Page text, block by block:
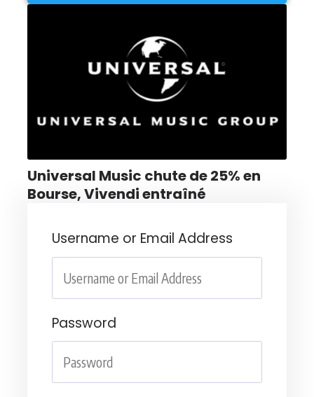
Universal Music chute de 25% en
Bourse, Vivendi entraîné
Username or Email Address
Password